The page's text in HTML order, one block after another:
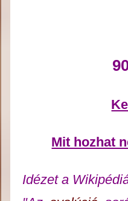
Mit hozhat
Idézet a